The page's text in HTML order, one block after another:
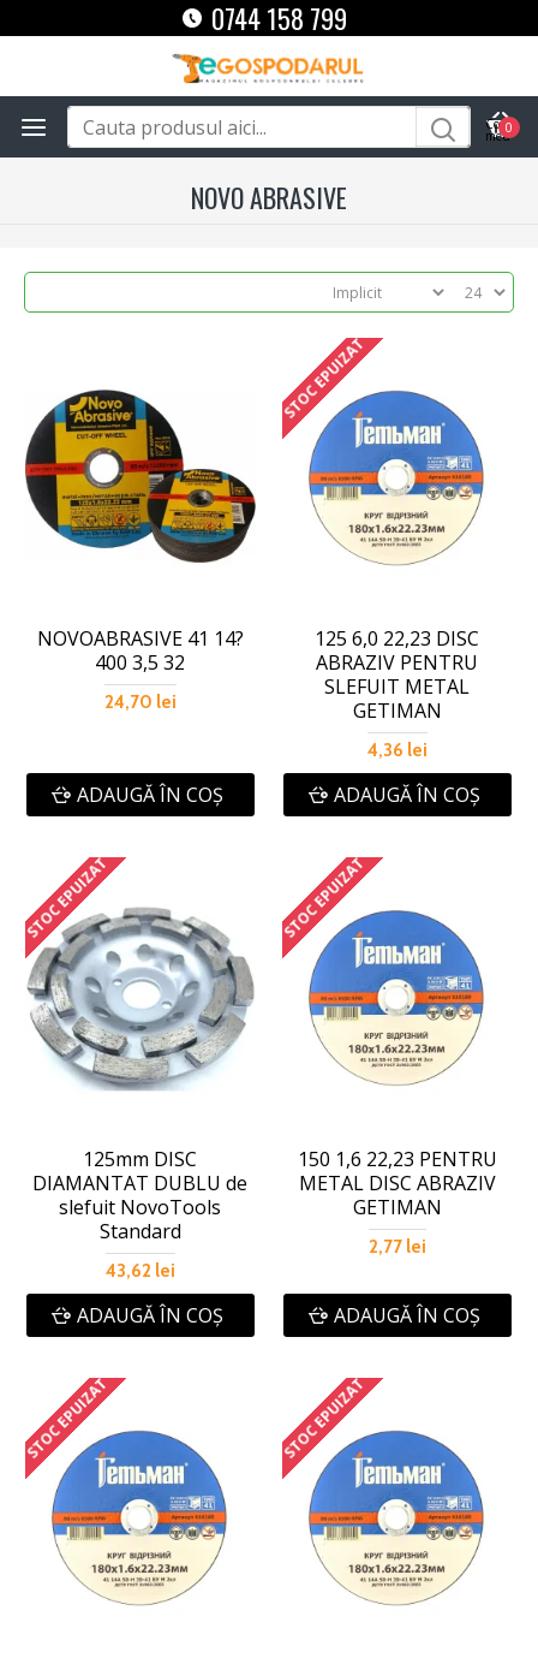
0744 158 799
0
NOVO ABRASIVE
NOVOABRASIVE 41 14?
400 3,5 32
24,70 lei
ADAUGĂ ÎN COŞ
STOC EPUIZAT
125 6,0 22,23 DISC
ABRAZIV PENTRU
SLEFUIT METAL
GETIMAN
4,36 lei
ADAUGĂ ÎN COŞ
STOC EPUIZAT
125mm DISC
DIAMANTAT DUBLU de
slefuit NovoTools
Standard
43,62 lei
ADAUGĂ ÎN COŞ
STOC EPUIZAT
150 1,6 22,23 PENTRU
METAL DISC ABRAZIV
GETIMAN
2,77 lei
ADAUGĂ ÎN COŞ
STOC EPUIZAT STOC EPUIZAT